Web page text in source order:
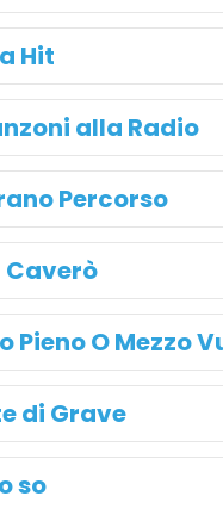
Hit
alla Radio
Percorso
Caverò
Pieno O Mezzo
di Grave
so